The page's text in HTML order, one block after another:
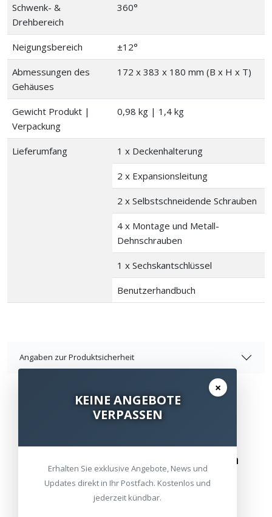
Schwenk- &
Drehbereich
360°
Neigungsbereich ±12°
Abmessungen des
Gehäuses
172 x 383 x 180 mm (B x H x T)
Gewicht Produkt |
Verpackung
0,98 kg | 1,4 kg
Lieferumfang 1 x Deckenhalterung
2 x Expansionsleitung
2 x Selbstschneidende Schrauben
4 x Montage und Metall-
Dehnschrauben
1 x Sechskantschlüssel
Benutzerhandbuch
Angaben zur Produktsicherheit
Besuchen Sie unsere Ausstellungen
Bitte besuchen Sie uns nur mit Termin.
×
KEINE ANGEBOTE
VERPASSEN
Erhalten Sie exklusive Angebote, News und
Updates direkt in Ihr Postfach. Kostenlos und
jederzeit kündbar.